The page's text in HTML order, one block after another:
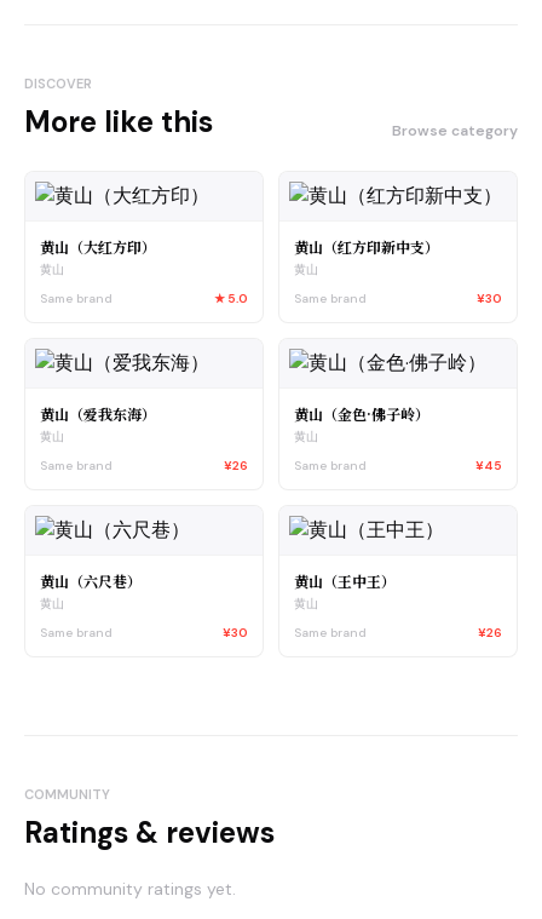
DISCOVER
More like this Browse category
黄山（大红方印）
黄山
Same brand
★ 5.0
黄山（红方印新中支）
黄山
Same brand
¥30
黄山（爱我东海）
黄山
Same brand
¥26
黄山（金色·佛子岭）
黄山
Same brand
¥45
黄山（六尺巷）
黄山
Same brand
¥30
黄山（王中王）
黄山
Same brand
¥26
COMMUNITY
Ratings & reviews
No community ratings yet.